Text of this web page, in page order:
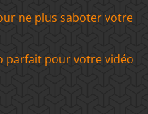
ne plus saboter votre
parfait pour votre vidéo